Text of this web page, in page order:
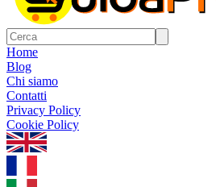
Home
Blog
Chi siamo
Contatti
Privacy Policy
Cookie Policy